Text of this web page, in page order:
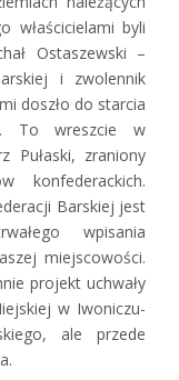
właścicielami byli
Ostaszewski –
i zwolennik
doszło do starcia
To wreszcie w
Pułaski, zraniony
konfederackich.
Barskiej jest
wpisania
miejscowości.
projekt uchwały
w Iwoniczu-
ale przede